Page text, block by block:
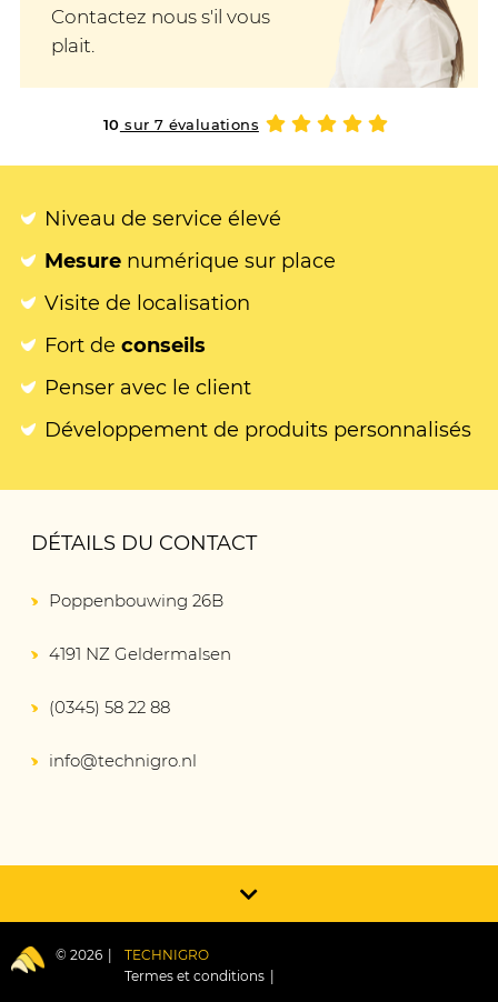
Contactez nous s'il vous
plait.
10 sur 7 évaluations
Niveau de service élevé
Mesure numérique sur place
Visite de localisation
Fort de conseils
Penser avec le client
Développement de produits personnalisés
DÉTAILS DU CONTACT
Poppenbouwing 26B
4191 NZ Geldermalsen
(0345) 58 22 88
info@technigro.nl
© 2026
TECHNIGRO
Termes et conditions